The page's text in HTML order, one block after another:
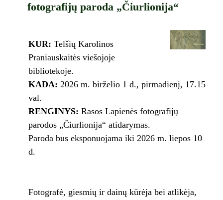
fotografijų paroda „Čiurlionija“
KUR: Telšių Karolinos
Praniauskaitės viešojoje
bibliotekoje.
KADA: 2026 m. birželio 1 d., pirmadienį, 17.15
val.
RENGINYS: Rasos Lapienės fotografijų
parodos „Čiurlionija“ atidarymas.
Paroda bus eksponuojama iki 2026 m. liepos 10
d.
Fotografė, giesmių ir dainų kūrėja bei atlikėja,